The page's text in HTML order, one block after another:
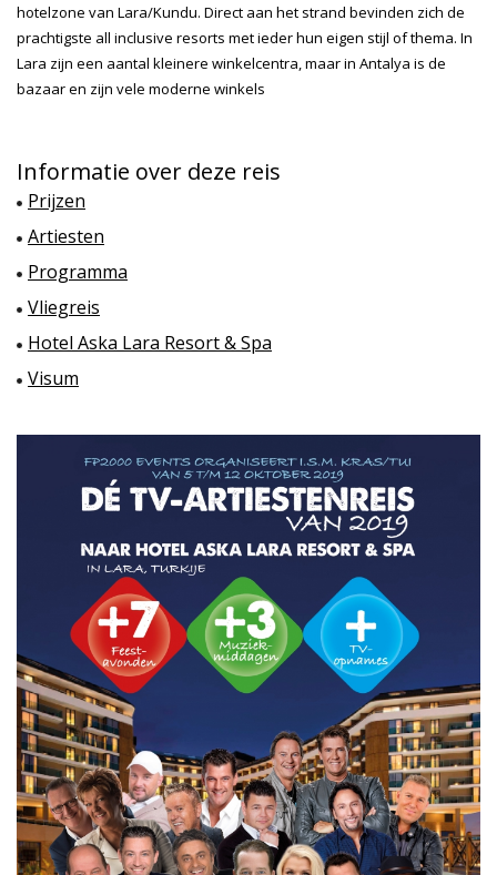
hotelzone van Lara/Kundu. Direct aan het strand bevinden zich de
prachtigste all inclusive resorts met ieder hun eigen stijl of thema. In
Lara zijn een aantal kleinere winkelcentra, maar in Antalya is de
bazaar en zijn vele moderne winkels
Informatie over deze reis
Prijzen
Artiesten
Programma
Vliegreis
Hotel Aska Lara Resort & Spa
Visum